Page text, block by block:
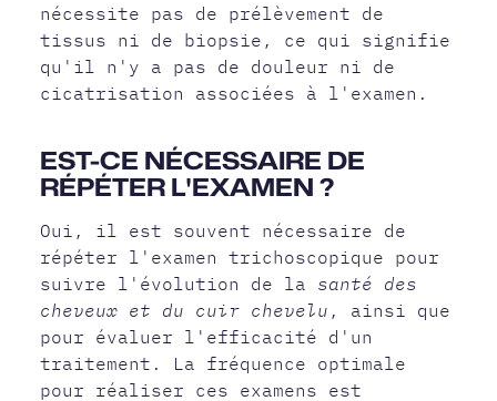
nécessite pas de prélèvement de
tissus ni de biopsie, ce qui signifie
qu'il n'y a pas de douleur ni de
cicatrisation associées à l'examen.
EST-CE NÉCESSAIRE DE
RÉPÉTER L'EXAMEN ?
Oui, il est souvent nécessaire de
répéter l'examen trichoscopique pour
suivre l'évolution de la santé des
cheveux et du cuir chevelu , ainsi que
pour évaluer l'efficacité d'un
traitement. La fréquence optimale
pour réaliser ces examens est